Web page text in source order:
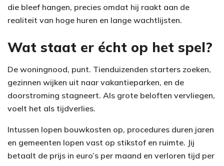
die bleef hangen, precies omdat hij raakt aan de
realiteit van hoge huren en lange wachtlijsten.
Wat staat er écht op het spel?
De woningnood, punt. Tienduizenden starters zoeken,
gezinnen wijken uit naar vakantieparken, en de
doorstroming stagneert. Als grote beloften vervliegen,
voelt het als tijdverlies.
Intussen lopen bouwkosten op, procedures duren jaren
en gemeenten lopen vast op stikstof en ruimte. Jij
betaalt de prijs in euro’s per maand en verloren tijd per